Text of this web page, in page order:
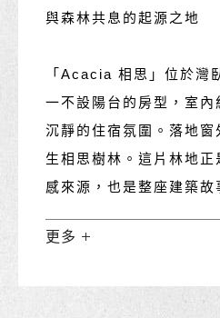
與森林共息的起源之地
「Acacia 相思」位於灣
一不設陽台的房型，室
沉靜的住宿氛圍。落地
生相思樹林。這片林地
感來源，也是整座建築
感受這片土地最原始的呼
為了致敬這片孕育灣臥
更多